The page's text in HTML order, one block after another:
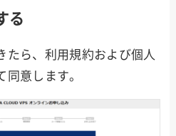
る
たら、利用規約および個人
同意します。